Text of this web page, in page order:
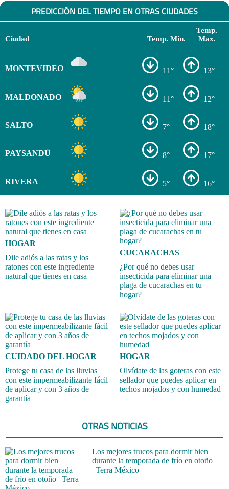
PREDICCIÓN DEL TIEMPO EN OTRAS CIUDADES
Ciudad Temp. Min.
Temp.
Max.
MONTEVIDEO 11° 13°
MALDONADO 11° 12°
SALTO 7° 18°
PAYSANDÚ 8° 17°
RIVERA 5° 16°
HOGAR
Dile adiós a las ratas y los
ratones con este ingrediente
natural que tienes en casa
CUCARACHAS
¿Por qué no debes usar
insecticida para eliminar una
plaga de cucarachas en tu
hogar?
CUIDADO DEL HOGAR
Protege tu casa de las lluvias
con este impermeabilizante fácil
de aplicar y con 3 años de
garantía
HOGAR
Olvídate de las goteras con este
sellador que puedes aplicar en
techos mojados y con humedad
OTRAS NOTICIAS
Los mejores trucos para dormir bien
durante la temporada de frío en otoño
| Terra México